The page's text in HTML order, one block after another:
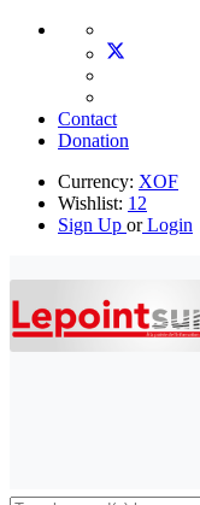
Contact
Donation
Currency: XOF
Wishlist: 12
Sign Up orLogin